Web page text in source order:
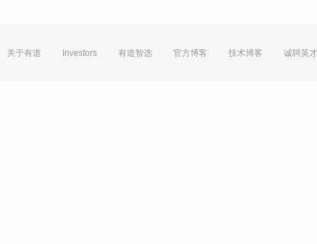
关于有道 Investors 有道智选 官方博客 技术博客 诚聘英才